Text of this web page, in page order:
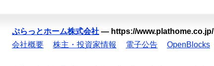
ぷらっとホーム株式会社 — https://www.plathome.co.jp/
会社概要
株主・投資家情報 電子公告 OpenBlocks